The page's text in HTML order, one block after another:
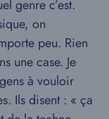
genre c’est.
on
peu. Rien
une case. Je
à vouloir
Ils disent : « ça